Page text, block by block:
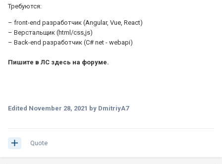
Требуются:
– front-end разработчик (Angular, Vue, React)
– Верстальщик (html/css,js)
– Back-end разработчик (C# net - webapi)
Пишите в ЛС здесь на форуме.
Edited November 28, 2021 by DmitriyA7
Quote